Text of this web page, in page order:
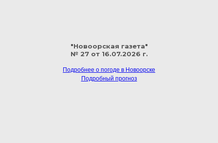
"Новоорская газета"
№ 27 от 16.07.2026 г.
Подробнее о погоде в Новоорске
Подробный прогноз